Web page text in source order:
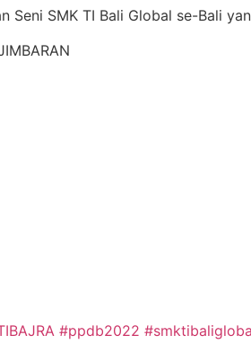
Seni SMK TI Bali Global se-Bali
#ppdb2022